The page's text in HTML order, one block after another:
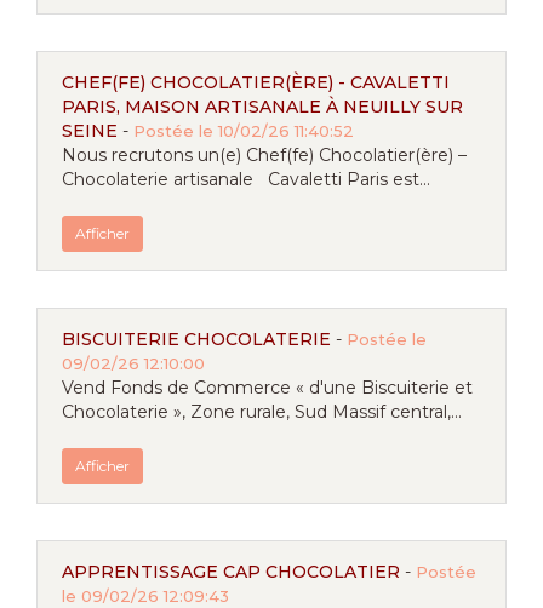
CHEF(FE) CHOCOLATIER(ÈRE) - CAVALETTI
PARIS, MAISON ARTISANALE À NEUILLY SUR
SEINE - Postée le 10/02/26 11:40:52
Nous recrutons un(e) Chef(fe) Chocolatier(ère) –
Chocolaterie artisanale Cavaletti Paris est...
Afficher
BISCUITERIE CHOCOLATERIE - Postée le
09/02/26 12:10:00
Vend Fonds de Commerce « d'une Biscuiterie et
Chocolaterie », Zone rurale, Sud Massif central,...
Afficher
APPRENTISSAGE CAP CHOCOLATIER - Postée
le 09/02/26 12:09:43